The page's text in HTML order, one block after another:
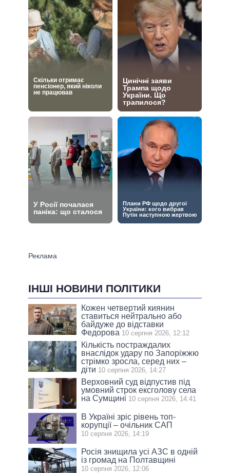
ІНШІ НОВИНИ ПОЛІТИКИ
Кожен четвертий киянин
ставиться нейтрально або
байдуже до відставки
Федорова 10 серпня 2026, 12:12
Кількість постраждалих
внаслідок удару по Запоріжжю
стрімко зросла, серед них –
діти 10 серпня 2026, 14:27
Верховний суд відпустив під
умовний строк ексголову села
на Сумщині 10 серпня 2026, 14:41
В Україні зріс рівень топ-
корупції – очільник САП
10 серпня 2026, 14:19
Росія знищила усі АЗС в одній
із громад на Полтавщині
10 серпня 2026, 12:06